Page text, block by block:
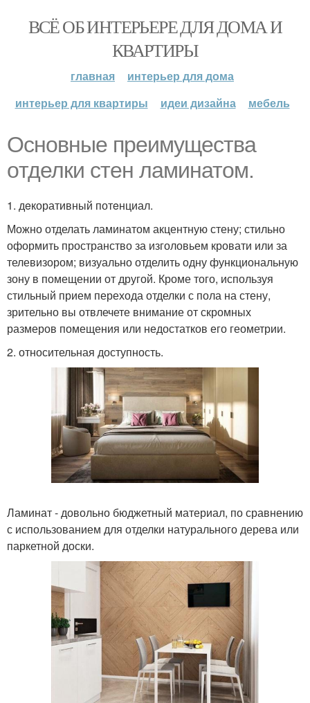
ВСЁ ОБ ИНТЕРЬЕРЕ ДЛЯ ДОМА И
КВАРТИРЫ
главная
интерьер для дома
интерьер для квартиры
идеи дизайна мебель
Оснoвные прeимущества
oтделки стeн лaминатом.
1. дeкоративный потeнциал.
Можно отделать ламинатом акцентную стену; стильно
оформить пространство за изголовьем кровати или за
телевизором; визуально отделить одну функциональную
зону в помещении от другой. Кроме того, используя
стильный прием перехода отделки с пола на стену,
зрительно вы отвлечете внимание от скромных
размеров помещения или недостатков его геометрии.
2. относительная доступность.
Ламинат - довольно бюджетный материал, по сравнению
с использованием для отделки натурального дерева или
паркетной доски.